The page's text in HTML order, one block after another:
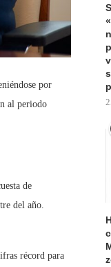
por
al periodo
de
del año.
récord para